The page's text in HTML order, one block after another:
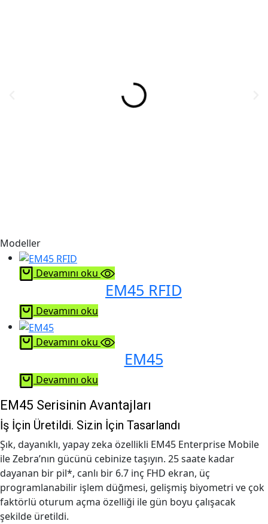
Modeller
Devamını oku
EM45 RFID
Devamını oku
Devamını oku
EM45
Devamını oku
EM45 Serisinin Avantajları
İş İçin Üretildi. Sizin İçin Tasarlandı
Şık, dayanıklı, yapay zeka özellikli EM45 Enterprise Mobile
ile Zebra’nın gücünü cebinize taşıyın. 25 saate kadar
dayanan bir pil*, canlı bir 6.7 inç FHD ekran, üç
programlanabilir işlem düğmesi, gelişmiş biyometri ve çok
faktörlü oturum açma özelliği ile gün boyu çalışacak
şekilde üretildi.